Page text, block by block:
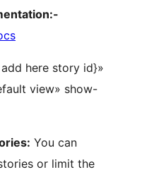
here story id}»
view» show-
You can
or limit the